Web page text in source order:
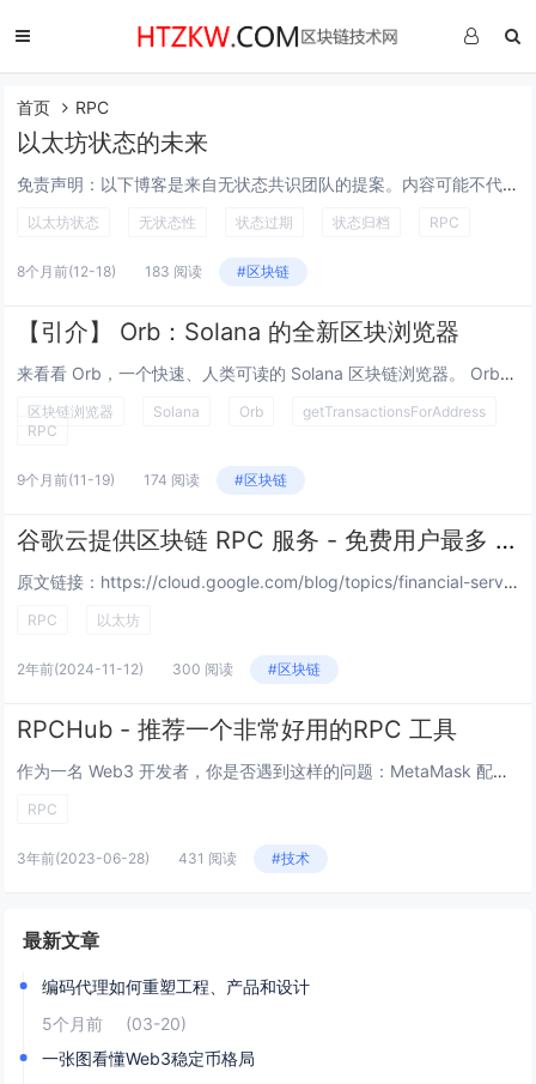
首页 RPC
以太坊状态的未来
免责声明：以下博客是来自无状态共识团队的提案。内容可能不代表共识观点，以太坊基金会是一个广泛的组织，在协议内外包含健康的观点多样性，共同加强以太坊。特别感谢 Ladislaus von Daniels 和 Marius van der...
以太坊状态 无状态性 状态过期 状态归档 RPC
8个月前(12-18) 183 阅读 #区块链
【引介】 Orb：Solana 的全新区块浏览器
来看看 Orb，一个快速、人类可读的 Solana 区块链浏览器。 Orb 构建在我们最先进的 Solana 归档系统 之上，并使用 getTransactionsForAddress (gTFA)，一种独有的 RPC 方法，使其更快、更...
区块链浏览器 Solana Orb
getTransactionsForAddress
RPC
9个月前(11-19) 174 阅读 #区块链
谷歌云提供区块链 RPC 服务 - 免费用户最多 100 请求/秒
原文链接：https://cloud.google.com/blog/topics/financial-services/introducing-blockchain-rpc-service-for-web3-builders...
RPC 以太坊
2年前(2024-11-12) 300 阅读 #区块链
RPCHub - 推荐一个非常好用的RPC 工具
作为一名 Web3 开发者，你是否遇到这样的问题：MetaMask 配置节点 RPC URL 又连接不上了，需要去Chainlist 或 Rpclist 重新找一个节点配置到MetaMask， 也许过段时间有需要重新做一遍。 如果你有这个...
RPC
3年前(2023-06-28) 431 阅读 #技术
最新文章
编码代理如何重塑工程、产品和设计
5个月前
(03-20)
一张图看懂Web3稳定币格局